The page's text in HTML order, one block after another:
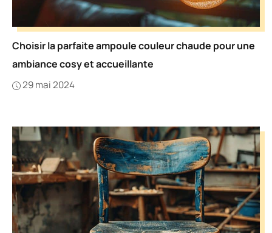
Choisir la parfaite ampoule couleur chaude pour une
ambiance cosy et accueillante
29 mai 2024